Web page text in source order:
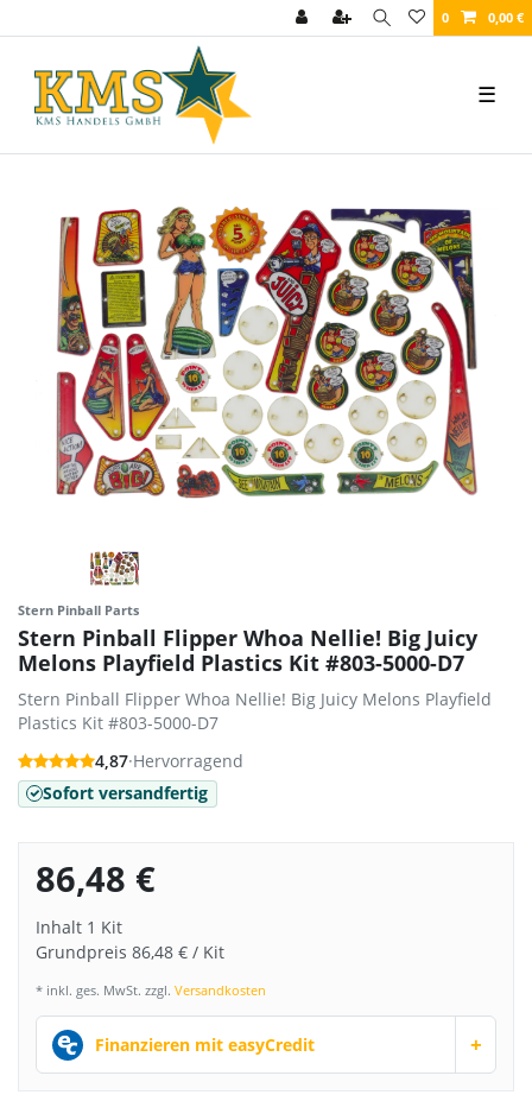
0 0,00 €
☰
Stern Pinball Parts
Stern Pinball Flipper Whoa Nellie! Big Juicy
Melons Playfield Plastics Kit #803-5000-D7
Stern Pinball Flipper Whoa Nellie! Big Juicy Melons Playfield
Plastics Kit #803-5000-D7
4,87·Hervorragend
Sofort versandfertig
86,48 €
Inhalt 1 Kit
Grundpreis 86,48 € / Kit
* inkl. ges. MwSt. zzgl. Versandkosten
Finanzieren mit easyCredit +